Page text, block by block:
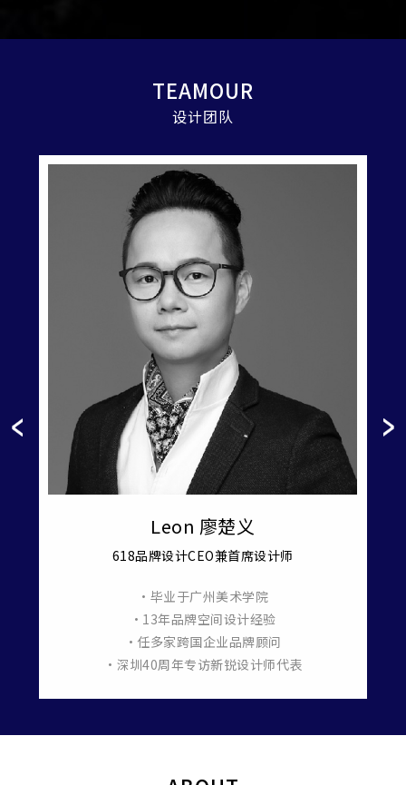
TEAMOUR
设计团队
Leon 廖楚义
618品牌设计CEO兼首席设计师
•毕业于广州美术学院
•13年品牌空间设计经验
•任多家跨国企业品牌顾问
•深圳40周年专访新锐设计师代表